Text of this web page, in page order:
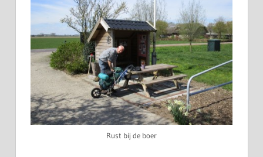
Rust bij de boer